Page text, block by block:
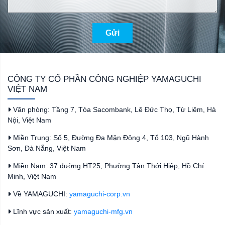
Gửi
CÔNG TY CỔ PHẦN CÔNG NGHIỆP YAMAGUCHI
VIỆT NAM
Văn phòng: Tầng 7, Tòa Sacombank, Lê Đức Thọ, Từ Liêm, Hà
Nội, Việt Nam
Miền Trung: Số 5, Đường Đa Mặn Đông 4, Tổ 103, Ngũ Hành
Sơn, Đà Nẵng, Việt Nam
Miền Nam: 37 đường HT25, Phường Tân Thới Hiệp, Hồ Chí
Minh, Việt Nam
Về YAMAGUCHI: yamaguchi-corp.vn
Lĩnh vực sản xuất: yamaguchi-mfg.vn